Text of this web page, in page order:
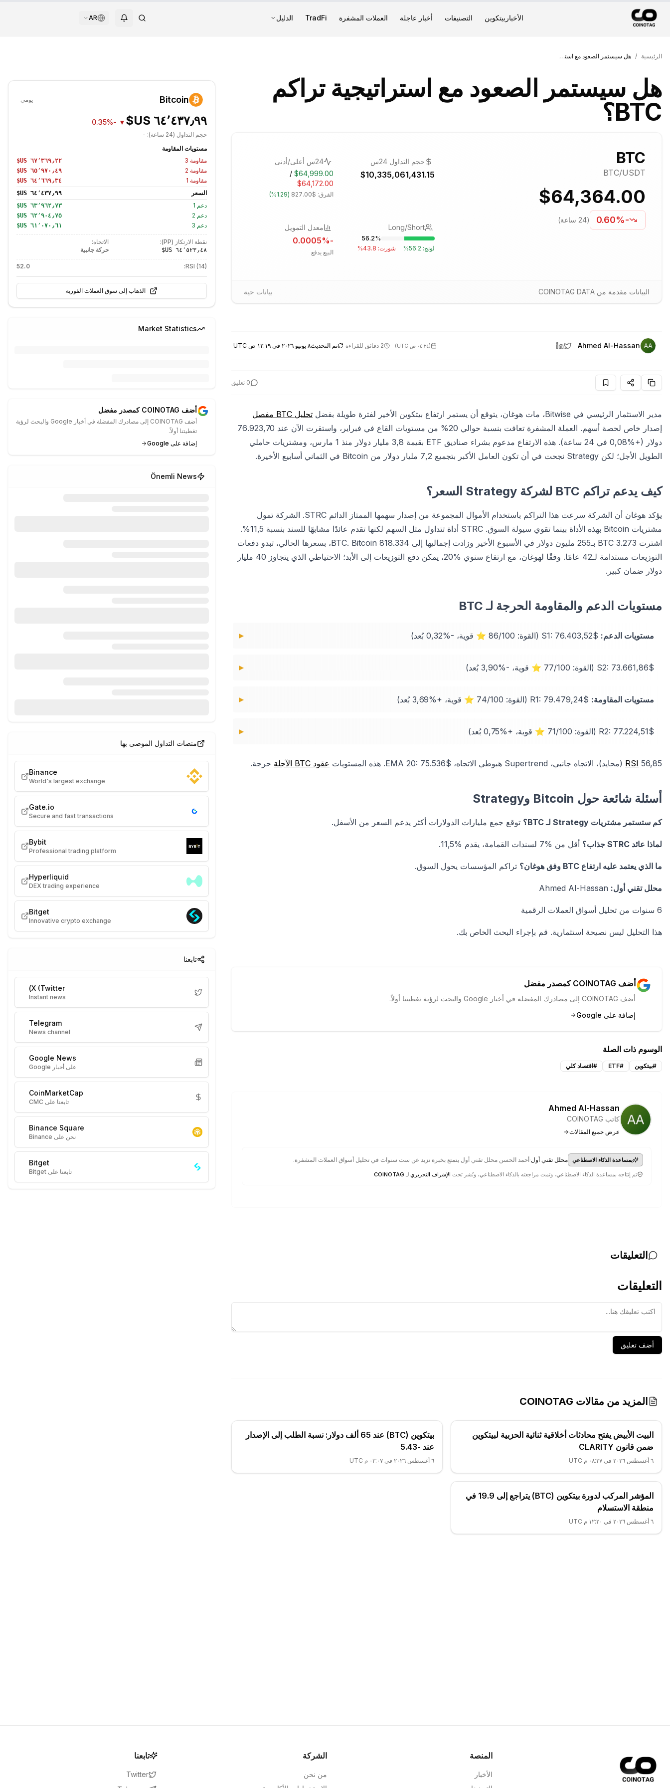
الأخبار بيتكوين التصنيفات أخبار عاجلة العملات المشفرة TradFi الدليل AR
الرئيسية / هل سيستمر الصعود مع استراتيجية تراكم BTC؟
هل سيستمر الصعود مع استراتيجية تراكم
BTC؟
BTC
BTC/USDT
$64,364.00
-0.60% (24 ساعة)
حجم التداول 24س
$10,335,061,431.15
24س أعلى/أدنى
$64,999.00
/
$64,172.00
الفرق: $827.00
(
1.29%
)
Long/Short
56.2%
لونج: 56.2
% شورت: 43.8
%
معدل التمويل
-0.0005
%
البيع يدفع
البيانات مقدمة من COINOTAG DATA بيانات حية
Ahmed Al-Hassan
(٠٤:٢٤ ص UTC ) 2 دقائق للقراءة تم التحديث٨ يونيو ٢٠٢٦ في ١٢:١٩ ص UTC
0 تعليق
مدير الاستثمار الرئيسي في Bitwise، مات هوغان، يتوقع أن يستمر ارتفاع بيتكوين الأخير لفترة طويلة بفضل
تحليل BTC مفصل
إصدار خاص لحصة أسهم. العملة المشفرة تعافت بنسبة حوالي 20% من مستويات القاع في فبراير، واستقرت الآن عند 76.923,70
دولار (+%0,08 في 24 ساعة). هذه الارتفاع مدعوم بشراء صناديق ETF بقيمة 3,8 مليار دولار منذ 1 مارس، ومشتريات حاملي
الطويل الأجل؛ لكن Strategy نجحت في أن تكون العامل الأكبر بتجميع 7,2 مليار دولار من Bitcoin في الثماني أسابيع الأخيرة.
كيف يدعم تراكم BTC لشركة Strategy السعر؟
يؤكد هوغان أن الشركة سرعت هذا التراكم باستخدام الأموال المجموعة من إصدار سهمها الممتاز الدائم STRC. الشركة تمول
مشتريات Bitcoin بهذه الأداة بينما تقوي سيولة السوق. STRC أداة تتداول مثل السهم لكنها تقدم عائدًا مشابهًا للسند بنسبة 11,5%.
اشترت 3.273 BTC بـ255 مليون دولار في الأسبوع الأخير وزادت إجماليها إلى 818.334 BTC. Bitcoin، بسعرها الحالي، تبدو دفعات
التوزيعات مستدامة لـ42 عامًا. وفقًا لهوغان، مع ارتفاع سنوي %20، يمكن دفع التوزيعات إلى الأبد؛ الاحتياطي الذي يتجاوز 40 مليار
دولار ضمان كبير.
مستويات الدعم والمقاومة الحرجة لـ BTC
مستويات الدعم:
S2: 73.661,86$ (القوة: 77/100 ⭐ قوية، -%3,90 بُعد)
مستويات المقاومة:
R2: 77.224,51$ (القوة: 71/100 ⭐ قوية، +%0,75 بُعد)
RSI 56,85 (محايد)، الاتجاه جانبي، Supertrend هبوطي الاتجاه، EMA 20: 75.536$. هذه المستويات عقود BTC الآجلة حرجة.
أسئلة شائعة حول Bitcoin وStrategy
كم ستستمر مشتريات Strategy لـ BTC؟ توقع جمع مليارات الدولارات أكثر يدعم السعر من الأسفل.
لماذا عائد STRC جذاب؟ أقل من %7 لسندات القمامة، يقدم %11,5.
ما الذي يعتمد عليه ارتفاع BTC وفق هوغان؟ تراكم المؤسسات يحول السوق.
محلل تقني أول:
6 سنوات من تحليل أسواق العملات الرقمية
هذا التحليل ليس نصيحة استثمارية. قم بإجراء البحث الخاص بك.
أضف COINOTAG كمصدر مفضل
أضف COINOTAG إلى مصادرك المفضلة في أخبار Google والبحث لرؤية تغطيتنا أولاً.
إضافة على Google
الوسوم ذات الصلة
#بيتكوين #
ETF
#اقتصاد كلي
Ahmed Al-Hassan
كاتب COINOTAG
عرض جميع المقالات
بمساعدة الذكاء الاصطناعي محلل تقني أول·أحمد الحسن محلل تقني أول يتمتع بخبرة تزيد عن ست سنوات في تحليل أسواق العملات المشفرة.
تم إنتاجه بمساعدة الذكاء الاصطناعي، وتمت مراجعته بالذكاء الاصطناعي، ونُشر تحت الإشراف التحريري لـ COINOTAG .
التعليقات
التعليقات
أضف تعليق
المزيد من مقالات COINOTAG
البيت الأبيض يفتح محادثات أخلاقية ثنائية الحزبية لبيتكوين
ضمن قانون CLARITY
٦ أغسطس ٢٠٢٦ في ٠٨:٢٧ م UTC
بيتكوين (BTC) عند 65 ألف دولار: نسبة الطلب إلى الإصدار
عند -5.43
٦ أغسطس ٢٠٢٦ في ٠٣:٠٧ م UTC
المؤشر المركب لدورة بيتكوين (BTC) يتراجع إلى 19.9 في
منطقة الاستسلام
٦ أغسطس ٢٠٢٦ في ١٢:٢٠ م UTC
Bitcoin يومي
▼
-0.35%
حجم التداول (24 ساعة):
-
مستويات المقاومة
مقاومة 3
مقاومة 2
مقاومة 1
السعر
دعم 1
دعم 2
دعم 3
نقطة الارتكاز (PP):
الاتجاه:
حركة جانبية
RSI (14):
52.0
الذهاب إلى سوق العملات الفورية
Market Statistics
أضف COINOTAG كمصدر مفضل
أضف COINOTAG إلى مصادرك المفضلة في أخبار Google والبحث لرؤية
تغطيتنا أولاً.
إضافة على Google
Önemli News
منصات التداول الموصى بها
Binance
World's largest exchange
Gate.io
Secure and fast transactions
Bybit
Professional trading platform
Hyperliquid
DEX trading experience
Bitget
Innovative crypto exchange
تابعنا
X (Twitter)
Instant news
Telegram
News channel
Google News
على أخبار Google
CoinMarketCap
تابعنا على CMC
Binance Square
نحن على Binance
Bitget
تابعنا على Bitget
المنصة
الأخبار
الشركة
من نحن
تابعنا
Twitter